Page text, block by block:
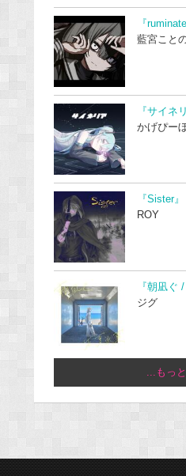
『ruminate
藍宮こと
『サイネ
かげぴー
『Sister』
ROY
『朝凪ぐ
ジグ
...もっ